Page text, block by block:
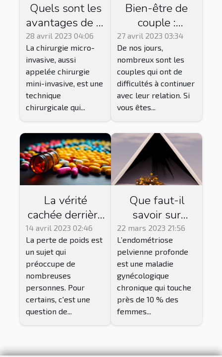
Quels sont les
avantages de la
chirurgie micro-
invasive par
rapport aux
techniques
chirurgicales
traditionnelles
?
28 avril 2023 04:06
La chirurgie micro-
invasive, aussi
appelée chirurgie
mini-invasive, est une
technique
chirurgicale qui...
Bien-être de
couple :
pourquoi suivre
une thérapie ?
27 avril 2023 03:34
De nos jours,
nombreux sont les
couples qui ont de
difficultés à continuer
avec leur relation. Si
vous êtes...
La vérité
cachée derrière
les
médicaments
pour maigrir
14 avril 2023 02:46
La perte de poids est
un sujet qui
préoccupe de
nombreuses
personnes. Pour
certains, c'est une
question de...
Que faut-il
savoir sur
l’endométriose
et comment la
soigner ?
22 mars 2023 21:56
L’endométriose
pelvienne profonde
est une maladie
gynécologique
chronique qui touche
près de 10 % des
femmes...